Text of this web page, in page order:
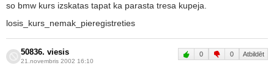
so bmw kurs izskatas tapat ka parasta tresa kupeja.
losis_kurs_nemak_pieregistreties
50836. viesis
21.novembris 2002 16:10
0 0 Atbildēt